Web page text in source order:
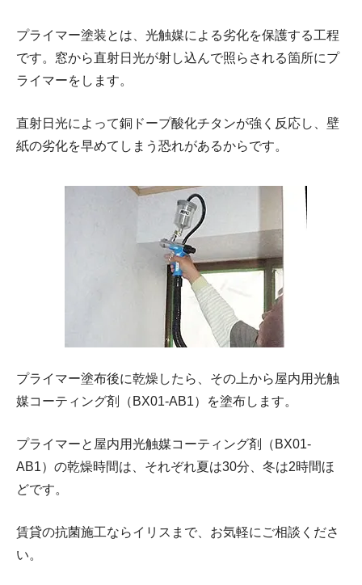
プライマー塗装とは、光触媒による劣化を保護する工程
です。窓から直射日光が射し込んで照らされる箇所にプ
ライマーをします。
直射日光によって銅ドープ酸化チタンが強く反応し、壁
紙の劣化を早めてしまう恐れがあるからです。
プライマー塗布後に乾燥したら、その上から屋内用光触
媒コーティング剤（BX01-AB1）を塗布します。
プライマーと屋内用光触媒コーティング剤（BX01-
AB1）の乾燥時間は、それぞれ夏は30分、冬は2時間ほ
どです。
賃貸の抗菌施工ならイリスまで、お気軽にご相談くださ
い。